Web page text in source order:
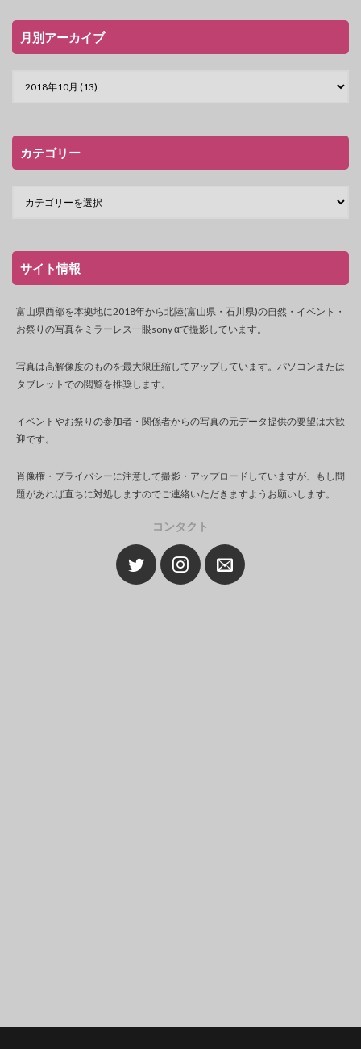
月別アーカイブ
カテゴリー
サイト情報
富山県西部を本拠地に2018年から北陸(富山県・石川県)の自然・イベント・
お祭りの写真をミラーレス一眼sony αで撮影しています。
写真は高解像度のものを最大限圧縮してアップしています。パソコンまたは
タブレットでの閲覧を推奨します。
イベントやお祭りの参加者・関係者からの写真の元データ提供の要望は大歓
迎です。
肖像権・プライバシーに注意して撮影・アップロードしていますが、もし問
題があれば直ちに対処しますのでご連絡いただきますようお願いします。
コンタクト